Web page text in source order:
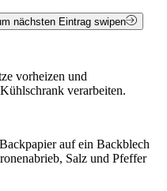
nächsten Eintrag swipen
vorheizen und
verarbeiten.
auf ein Backblech
Salz und Pfeffer